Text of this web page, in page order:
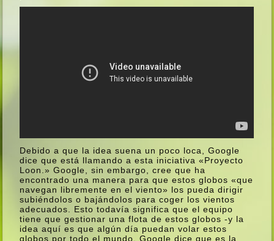
Debido a que la idea suena un poco loca, Google
dice que está llamando a esta iniciativa «Proyecto
Loon.» Google, sin embargo, cree que ha
encontrado una manera para que estos globos «que
navegan libremente en el viento» los pueda dirigir
subiéndolos o bajándolos para coger los vientos
adecuados. Esto todaví­a significa que el equipo
tiene que gestionar una flota de estos globos -y la
idea aquí­ es que algún dí­a puedan volar estos
globos por todo el mundo. Google dice que es la